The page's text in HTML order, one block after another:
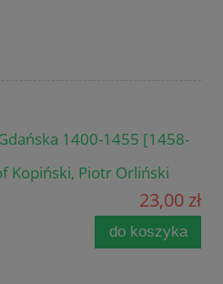
1400-1455 [1458-
Kopiński, Piotr Orliński
23,00 zł
do koszyka